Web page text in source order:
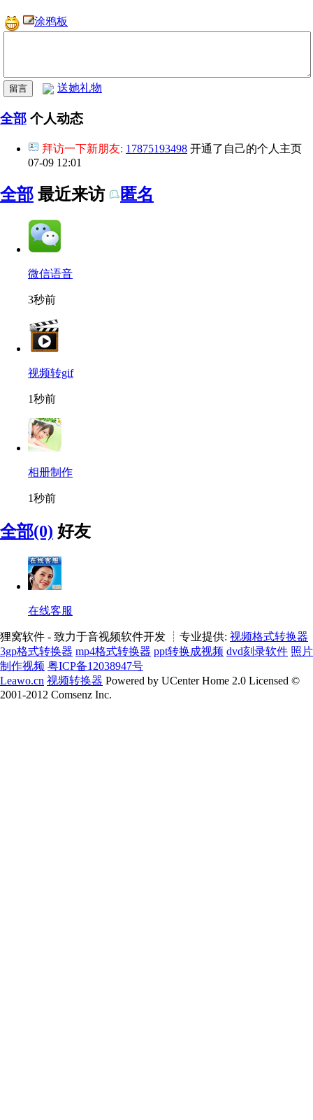
涂鸦板
送她礼物
全部 个人动态
拜访一下新朋友: 17875193498 开通了自己的个人主页
07-09 12:01
全部 最近来访 匿名
微信语音
3秒前
视频转gif
1秒前
相册制作
1秒前
全部(0) 好友
在线客服
狸窝软件 - 致力于音视频软件开发 ┊专业提供: 视频格式转换器
3gp格式转换器 mp4格式转换器 ppt转换成视频 dvd刻录软件 照片
制作视频 粤ICP备12038947号
Leawo.cn 视频转换器 Powered by UCenter Home 2.0 Licensed ©
2001-2012 Comsenz Inc.